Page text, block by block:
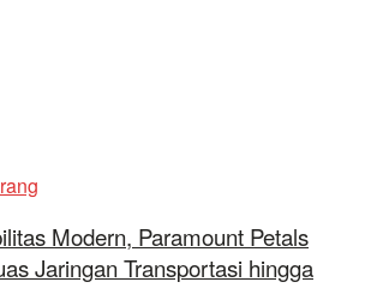
Modern, Paramount Petals
Jaringan Transportasi hingga